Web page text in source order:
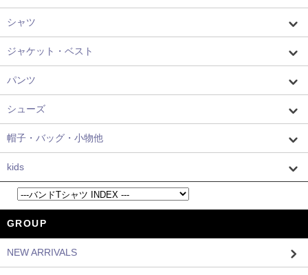
シャツ
ジャケット・ベスト
パンツ
シューズ
帽子・バッグ・小物他
kids
GROUP
NEW ARRIVALS